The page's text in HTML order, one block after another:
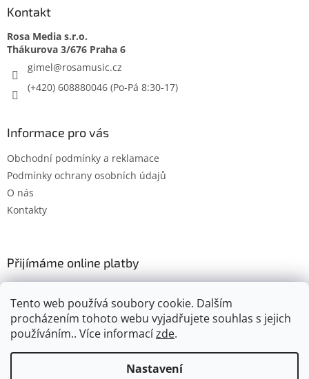
Tento web používá soubory cookie. Dalším
procházením tohoto webu vyjadřujete souhlas s jejich
používáním.. Více informacízde.
Nastavení
Kontakt
Rosa Media s.r.o.
gimel@rosamusic.cz
(+420) 608880046
Informace pro vás
Obchodní podmínky a reklamace
Podmínky ochrany osobních údajů
O nás
Kontakty
Přijímáme online platby